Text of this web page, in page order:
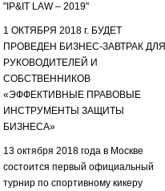
"IP&IT LAW – 2019"
1 ОКТЯБРЯ 2018 г. БУДЕТ
ПРОВЕДЕН БИЗНЕС-ЗАВТРАК ДЛЯ
РУКОВОДИТЕЛЕЙ И
СОБСТВЕННИКОВ
«ЭФФЕКТИВНЫЕ ПРАВОВЫЕ
ИНСТРУМЕНТЫ ЗАЩИТЫ
БИЗНЕСА»
13 октября 2018 года в Москве
состоится первый официальный
турнир по спортивному кикеру